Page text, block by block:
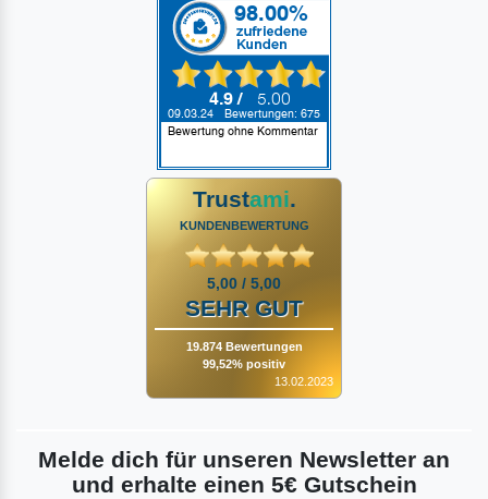
Trustami.
KUNDENBEWERTUNG
5,00 / 5,00
SEHR GUT
19.874 Bewertungen
99,52% positiv
13.02.2023
Melde dich für unseren Newsletter an
und erhalte einen 5€ Gutschein